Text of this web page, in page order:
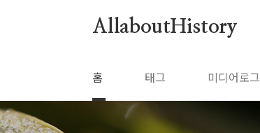
AllaboutHistory
홈 태그 미디어로그